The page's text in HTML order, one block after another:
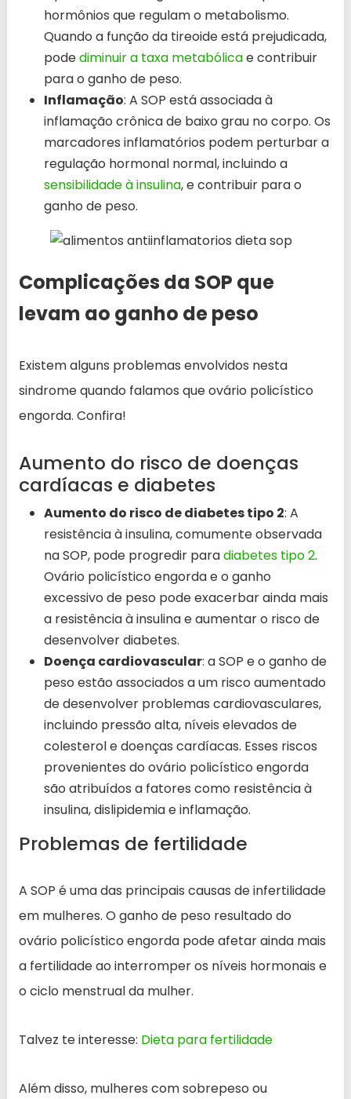
hormônios que regulam o metabolismo.
Quando a função da tireoide está prejudicada,
podediminuir a taxa metabólicae contribuir
para o ganho de peso.
Inflamação: A SOP está associada à
inflamação crônica de baixo grau no corpo. Os
marcadores inflamatórios podem perturbar a
regulação hormonal normal, incluindo a
sensibilidade à insulina, e contribuir para o
ganho de peso.
Complicações da SOP que
levam ao ganho de peso
Existem alguns problemas envolvidos nesta
sindrome quando falamos que ovário policístico
engorda. Confira!
Aumento do risco de doenças
cardíacas e diabetes
Aumento do risco de diabetes tipo 2: A
resistência à insulina, comumente observada
na SOP, pode progredir paradiabetes tipo 2.
Ovário policístico engorda e o ganho
excessivo de peso pode exacerbar ainda mais
a resistência à insulina e aumentar o risco de
desenvolver diabetes.
Doença cardiovascular: a SOP e o ganho de
peso estão associados a um risco aumentado
de desenvolver problemas cardiovasculares,
incluindo pressão alta, níveis elevados de
colesterol e doenças cardíacas. Esses riscos
provenientes do ovário policístico engorda
são atribuídos a fatores como resistência à
insulina, dislipidemia e inflamação.
Problemas de fertilidade
A SOP é uma das principais causas de infertilidade
em mulheres. O ganho de peso resultado do
ovário policístico engorda pode afetar ainda mais
a fertilidade ao interromper os níveis hormonais e
o ciclo menstrual da mulher.
Talvez te interesse: Dieta para fertilidade
Além disso, mulheres com sobrepeso ou